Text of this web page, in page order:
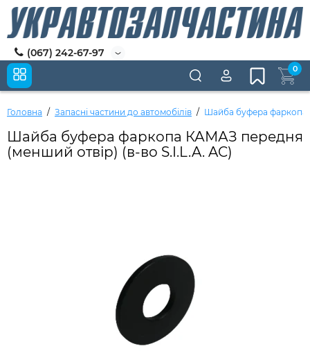
(067) 242-67-97
0
Головна Запасні частини до автомобілів Шайба буфера фаркопа
Шайба буфера фаркопа КАМАЗ передня
(менший отвір) (в-во S.I.L.A. AC)